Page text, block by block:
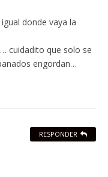
donde vaya la
cuidadito que solo se
engordan…
RESPONDER